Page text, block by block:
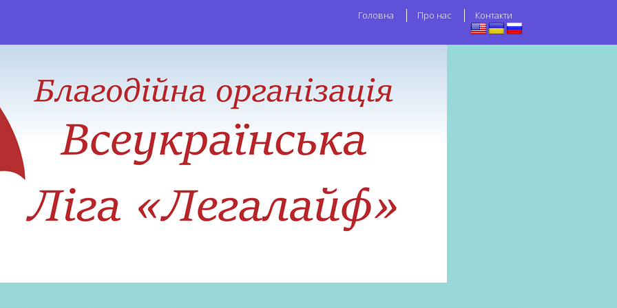
Головна Про нас Контакти